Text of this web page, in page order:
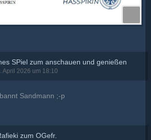
SPiel zum anschauen und genießen
April 2026 um 18:10
Sandmann ;-p
zum OGefr.